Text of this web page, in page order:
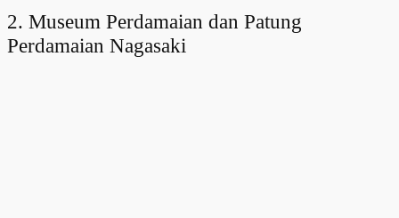
2. Museum Perdamaian dan Patung
Perdamaian Nagasaki